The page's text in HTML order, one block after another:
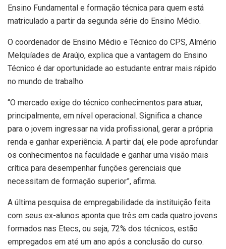
Ensino Fundamental e formação técnica para quem está
matriculado a partir da segunda série do Ensino Médio.
O coordenador de Ensino Médio e Técnico do CPS, Almério
Melquíades de Araújo, explica que a vantagem do Ensino
Técnico é dar oportunidade ao estudante entrar mais rápido
no mundo de trabalho.
“O mercado exige do técnico conhecimentos para atuar,
principalmente, em nível operacional. Significa a chance
para o jovem ingressar na vida profissional, gerar a própria
renda e ganhar experiência. A partir daí, ele pode aprofundar
os conhecimentos na faculdade e ganhar uma visão mais
crítica para desempenhar funções gerenciais que
necessitam de formação superior”, afirma.
A última pesquisa de empregabilidade da instituição feita
com seus ex-alunos aponta que três em cada quatro jovens
formados nas Etecs, ou seja, 72% dos técnicos, estão
empregados em até um ano após a conclusão do curso.